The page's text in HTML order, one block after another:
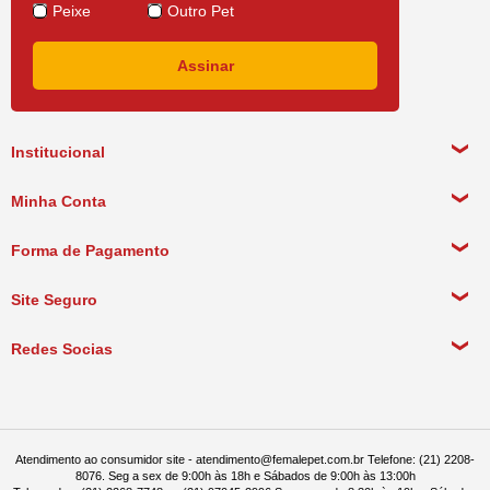
Institucional
Política de Pagamento
Política de Entrega
Minha Conta
Forma de Pagamento
Site Seguro
Redes Socias
Peixe Outro Pet
Atendimento ao consumidor site - atendimento@femalepet.com.br Telefone: (21) 2208-
8076. Seg a sex de 9:00h às 18h e Sábados de 9:00h às 13:00h